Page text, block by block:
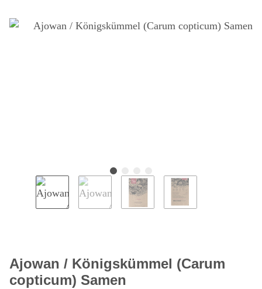
Ajowan / Königskümmel (Carum
copticum) Samen